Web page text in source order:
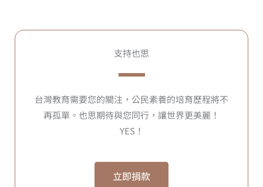
支持也思
台灣教育需要您的關注，公民素養的培育歷程將不
再孤單。也思期待與您同行，讓世界更美麗！
YES！
立即捐款